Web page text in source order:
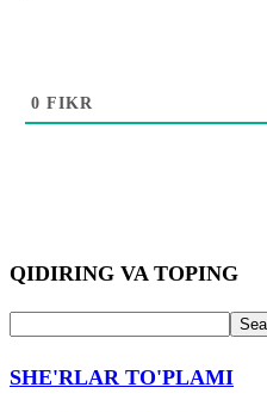
0 FIKR
QIDIRING VA TOPING
SHE'RLAR TO'PLAMI